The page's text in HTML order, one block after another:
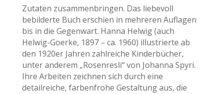
Zutaten zusammenbringen. Das liebevoll
bebilderte Buch erschien in mehreren Auflagen
bis in die Gegenwart. Hanna Helwig (auch
Helwig-Goerke, 1897 – ca. 1960) illustrierte ab
den 1920er Jahren zahlreiche Kinderbücher,
unter anderem „Rosenresli“ von Johanna Spyri.
Ihre Arbeiten zeichnen sich durch eine
detailreiche, farbenfrohe Gestaltung aus, die